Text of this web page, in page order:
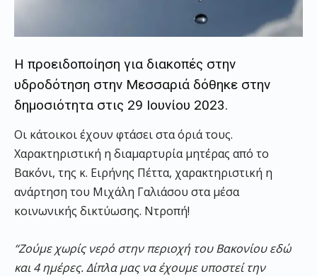
Η προειδοποίηση για διακοπές στην
υδροδότηση στην Μεσσαριά δόθηκε στην
δημοσιότητα στις 29 Ιουνίου 2023.
Οι κάτοικοι έχουν φτάσει στα όριά τους.
Χαρακτηριστική η διαμαρτυρία μητέρας από το
Βακόνι, της κ. Ειρήνης Πέττα, χαρακτηριστική η
ανάρτηση του Μιχάλη Γαλιάσου στα μέσα
κοινωνικής δικτύωσης. Ντροπή!
“Ζούμε χωρίς νερό στην περιοχή του Βακονίου εδώ
και 4 ημέρες. Δίπλα μας να έχουμε υποστεί την